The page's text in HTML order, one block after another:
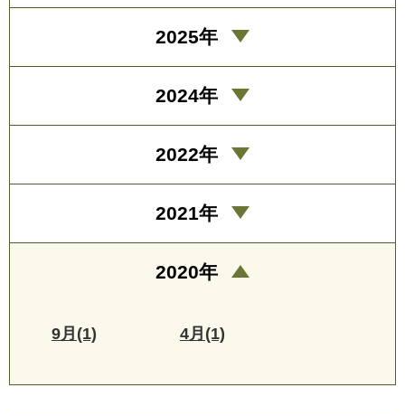
2025年
2024年
2022年
2021年
2020年
9月(1) 4月(1)